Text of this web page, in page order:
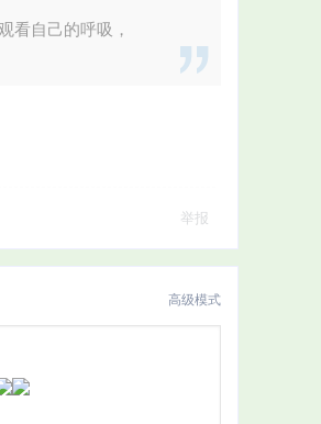
看自己的呼吸，
举报
高级模式